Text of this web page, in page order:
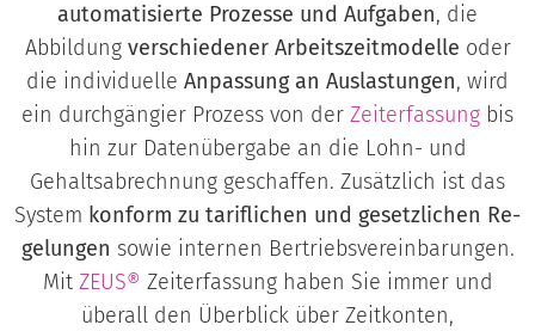
automatisierte Prozesse und Aufgaben, die
Abbildung verschiedener Arbeitszeitmodelle oder
die individuelle Anpassung an Auslastungen, wird
ein durchgängier Prozess von der Zeiterfassung bis
hin zur Datenübergabe an die Lohn- und
Gehaltsabrechnung geschaffen. Zusätzlich ist das
System konform zu ta­rif­li­chen und gesetzlichen Re­
ge­lun­gen sowie internen Bertriebsvereinbarungen.
Mit ZEUS® Zeiterfassung haben Sie immer und
überall den Überblick über Zeitkonten,